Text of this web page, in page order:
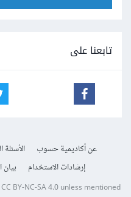
تابعنا على
عن أكاديمية حسوب الأسئلة
إرشادات الاستخدام
CC BY-NC-SA 4.0unless mentioned